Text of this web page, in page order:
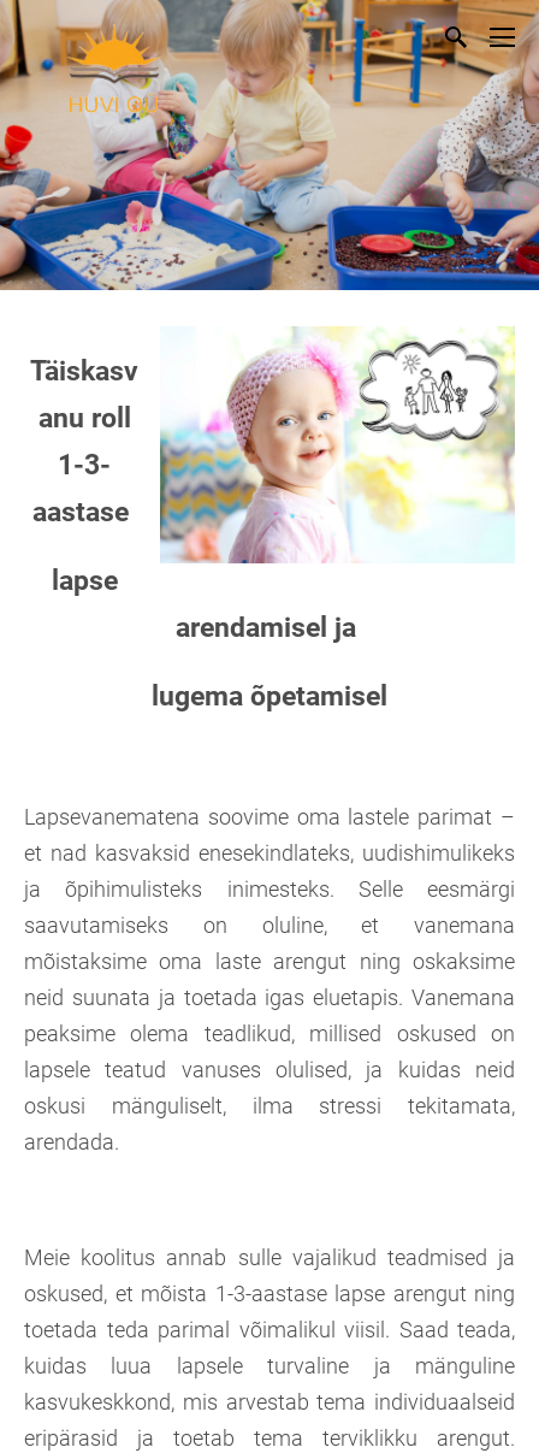
Täiskasv
anu roll
1-3-
aastase
lapse
arendamisel ja
lugema õpetamisel
Lapsevanematena soovime oma lastele parimat –
et nad kasvaksid enesekindlateks, uudishimulikeks
ja õpihimulisteks inimesteks. Selle eesmärgi
saavutamiseks on oluline, et vanemana
mõistaksime oma laste arengut ning oskaksime
neid suunata ja toetada igas eluetapis. Vanemana
peaksime olema teadlikud, millised oskused on
lapsele teatud vanuses olulised, ja kuidas neid
oskusi mänguliselt, ilma stressi tekitamata,
arendada.
Meie koolitus annab sulle vajalikud teadmised ja
oskused, et mõista 1-3-aastase lapse arengut ning
toetada teda parimal võimalikul viisil. Saad teada,
kuidas luua lapsele turvaline ja mänguline
kasvukeskkond, mis arvestab tema individuaalseid
eripärasid ja toetab tema terviklikku arengut.